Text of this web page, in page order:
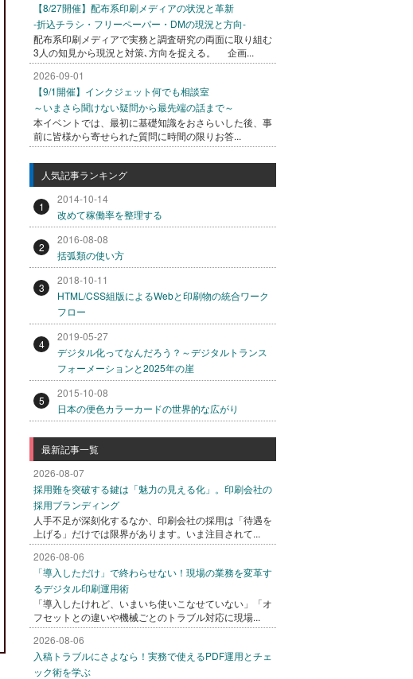
【8/27開催】配布系印刷メディアの状況と革新
-折込チラシ・フリーペーパー・DMの現況と方向-
配布系印刷メディアで実務と調査研究の両面に取り組む
3人の知見から現況と対策､方向を捉える。 企画...
2026-09-01
【9/1開催】インクジェット何でも相談室
～いまさら聞けない疑問から最先端の話まで～
本イベントでは、最初に基礎知識をおさらいした後、事
前に皆様から寄せられた質問に時間の限りお答...
人気記事ランキング
1
2014-10-14
改めて稼働率を整理する
2
2016-08-08
括弧類の使い方
3
2018-10-11
HTML/CSS組版によるWebと印刷物の統合ワーク
フロー
4
2019-05-27
デジタル化ってなんだろう？～デジタルトランス
フォーメーションと2025年の崖
5
2015-10-08
日本の便色カラーカードの世界的な広がり
最新記事一覧
2026-08-07
採用難を突破する鍵は「魅力の見える化」。印刷会社の
採用ブランディング
人手不足が深刻化するなか、印刷会社の採用は「待遇を
上げる」だけでは限界があります。いま注目されて...
2026-08-06
「導入しただけ」で終わらせない！現場の業務を変革す
るデジタル印刷運用術
「導入したけれど、いまいち使いこなせていない」「オ
フセットとの違いや機械ごとのトラブル対応に現場...
2026-08-06
入稿トラブルにさよなら！実務で使えるPDF運用とチェ
ック術を学ぶ